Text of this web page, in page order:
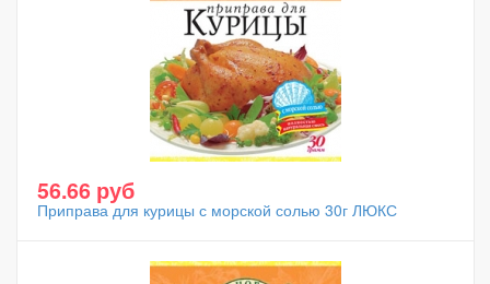
56.66 руб
Приправа для курицы с морской солью 30г ЛЮКС